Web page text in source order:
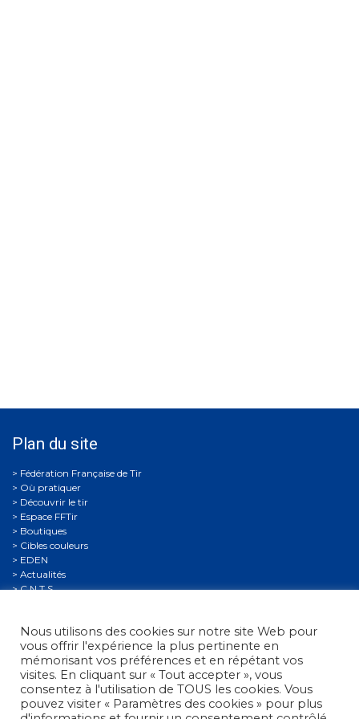
Plan du site
Où pratiquer
Découvrir le tir
Espace FFTir
Boutiques
Cibles couleurs
EDEN
Actualités
C.N.T.S.
Compétitions
Se former
Archives
Espace presse
Nous contacter
Informations légales
Nous utilisons des cookies sur notre site Web pour
vous offrir l'expérience la plus pertinente en
mémorisant vos préférences et en répétant vos
visites. En cliquant sur « Tout accepter », vous
consentez à l'utilisation de TOUS les cookies. Vous
pouvez visiter « Paramètres des cookies » pour plus